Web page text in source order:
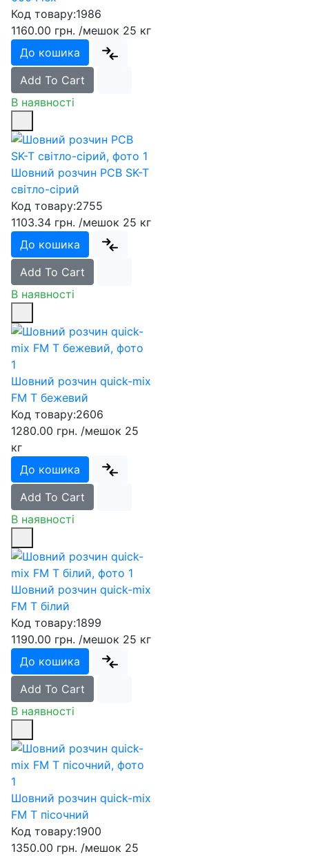
Код товару:1986
1160.00 грн. /мешок 25 кг
До кошика
Add To Cart
В наявності
Шовний розчин PCB SK-T
світло-сірий
Код товару:2755
1103.34 грн. /мешок 25 кг
До кошика
Add To Cart
В наявності
Шовний розчин quick-mix
FM T бежевий
Код товару:2606
1280.00 грн. /мешок 25
кг
До кошика
Add To Cart
В наявності
Шовний розчин quick-mix
FM T білий
Код товару:1899
1190.00 грн. /мешок 25 кг
До кошика
Add To Cart
В наявності
Шовний розчин quick-mix
FM T пісочний
Код товару:1900
1350.00 грн. /мешок 25